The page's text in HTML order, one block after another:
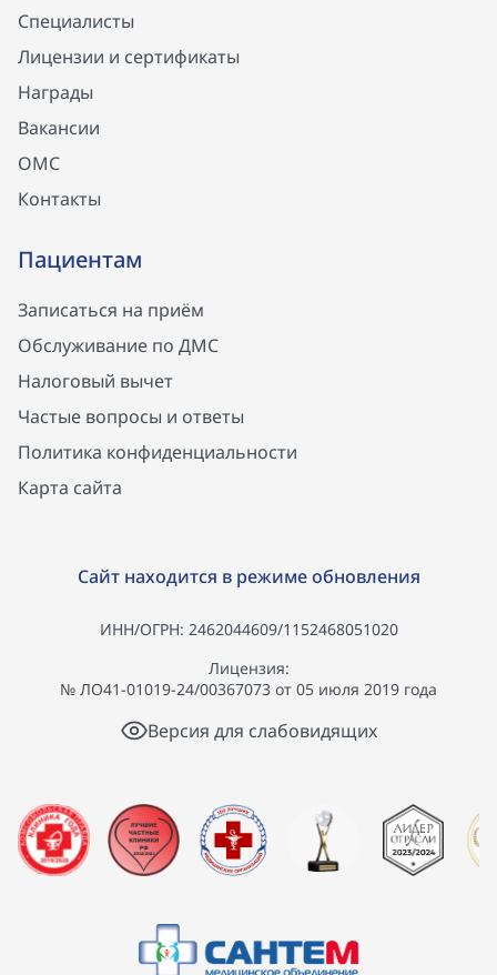
Специалисты
Лицензии и сертификаты
Награды
Вакансии
ОМС
Контакты
Пациентам
Записаться на приём
Обслуживание по ДМС
Налоговый вычет
Частые вопросы и ответы
Политика конфиденциальности
Карта сайта
Сайт находится в режиме обновления
ИНН/ОГРН: 2462044609/1152468051020
Лицензия:
№ ЛО41-01019-24/00367073 от 05 июля 2019 года
Версия для слабовидящих